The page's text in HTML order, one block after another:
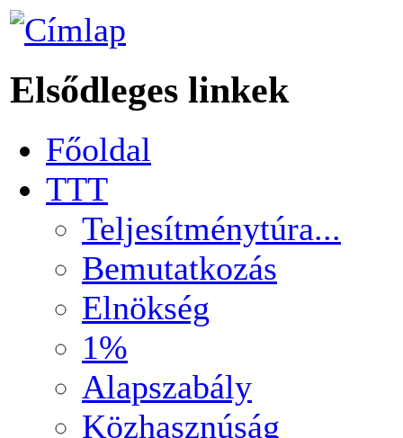
Elsődleges linkek
Főoldal
TTT
Teljesítménytúra...
Bemutatkozás
Elnökség
1%
Alapszabály
Közhasznúság